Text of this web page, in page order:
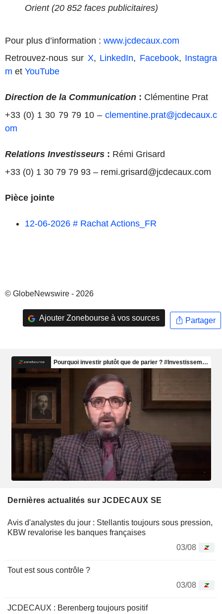
Orient (20 852 faces publicitaires)
Pour plus d’information : www.jcdecaux.com
Retrouvez-nous sur X, LinkedIn, Facebook, Instagra
m et YouTube
Direction de la Communication : Clémentine Prat
+33 (0) 1 30 79 79 10 – clementine.prat@jcdecaux.c
om
Relations Investisseurs : Rémi Grisard
+33 (0) 1 30 79 79 93 – remi.grisard@jcdecaux.com
Pièce jointe
12-06-2026 # Rachat Actions_FR
© GlobeNewswire - 2026
Ajouter Zonebourse à vos sources Partager
Dernières actualités sur JCDECAUX SE
Avis d'analystes du jour : Stellantis toujours sous pression,
KBW revalorise les banques françaises
03/08
Tout est sous contrôle ?
03/08
JCDECAUX : Berenberg toujours positif